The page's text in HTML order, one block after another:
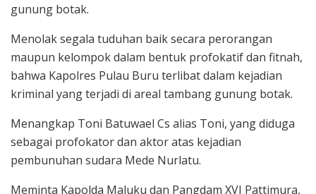
gunung botak.
Menolak segala tuduhan baik secara perorangan
maupun kelompok dalam bentuk profokatif dan fitnah,
bahwa Kapolres Pulau Buru terlibat dalam kejadian
kriminal yang terjadi di areal tambang gunung botak.
Menangkap Toni Batuwael Cs alias Toni, yang diduga
sebagai profokator dan aktor atas kejadian
pembunuhan sudara Mede Nurlatu.
Meminta Kapolda Maluku dan Pangdam XVI Pattimura,